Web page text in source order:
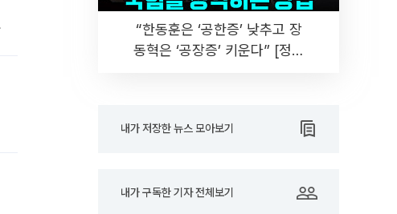
“한동훈은 ‘공한증’ 낮추고 장
동혁은 ‘공장증’ 키운다” [정치
내가 저장한 뉴스 모아보기
내가 구독한 기자 전체보기